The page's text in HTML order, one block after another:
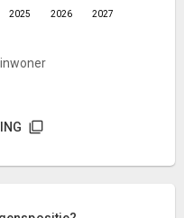
2025 2026 2027